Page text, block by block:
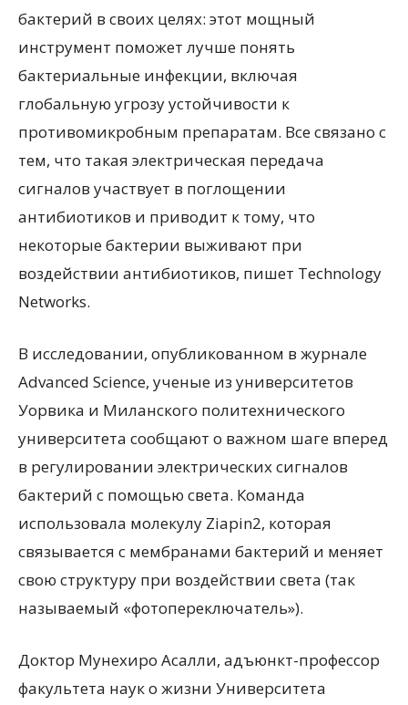
бактерий в своих целях: этот мощный
инструмент поможет лучше понять
бактериальные инфекции, включая
глобальную угрозу устойчивости к
противомикробным препаратам. Все связано с
тем, что такая электрическая передача
сигналов участвует в поглощении
антибиотиков и приводит к тому, что
некоторые бактерии выживают при
воздействии антибиотиков, пишет Technology
Networks.
В исследовании, опубликованном в журнале
Advanced Science, ученые из университетов
Уорвика и Миланского политехнического
университета сообщают о важном шаге вперед
в регулировании электрических сигналов
бактерий с помощью света. Команда
использовала молекулу Ziapin2, которая
связывается с мембранами бактерий и меняет
свою структуру при воздействии света (так
называемый «фотопереключатель»).
Доктор Мунехиро Асалли, адъюнкт-профессор
факультета наук о жизни Университета